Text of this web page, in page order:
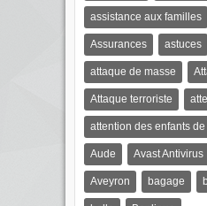
assistance aux familles
Assurances astuces
attaque de masse
Attaque terroriste
attention des enfants de
Aude Avast Antivirus
Aveyron bagage